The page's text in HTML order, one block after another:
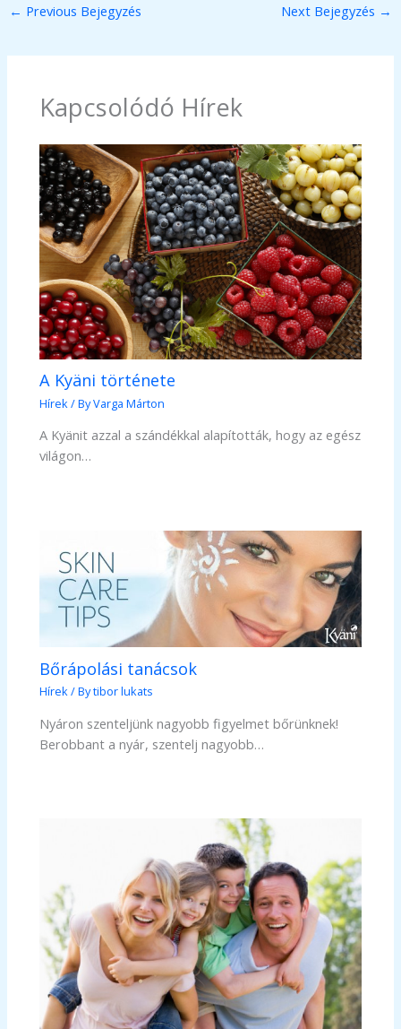
← Previous Bejegyzés Next Bejegyzés →
Kapcsolódó Hírek
A Kyäni története
Hírek/ ByVarga Márton
A Kyänit azzal a szándékkal alapították, hogy az egész
világon…
Bőrápolási tanácsok
Hírek/ Bytibor lukats
Nyáron szenteljünk nagyobb figyelmet bőrünknek!
Berobbant a nyár, szentelj nagyobb…